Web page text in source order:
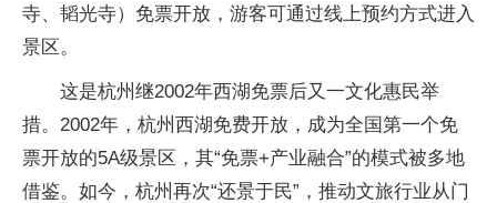
寺、韬光寺）免票开放，游客可通过线上预约方式进入
景区。
这是杭州继2002年西湖免票后又一文化惠民举
措。2002年，杭州西湖免费开放，成为全国第一个免
票开放的5A级景区，其“免票+产业融合”的模式被多地
借鉴。如今，杭州再次“还景于民”，推动文旅行业从门